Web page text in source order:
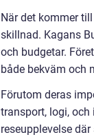
När det kommer
skillnad. Kagans
och budgetar.
både bekväm och
Förutom deras
transport, logi,
reseupplevelse